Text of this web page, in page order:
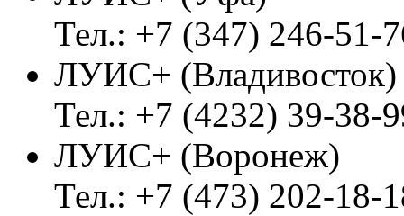
Тел.: +7 (347) 246-51-
ЛУИС+
Тел.: +7 (4232) 39-38-
ЛУИС+ (Воронеж)
Тел.: +7 (473) 202-18-